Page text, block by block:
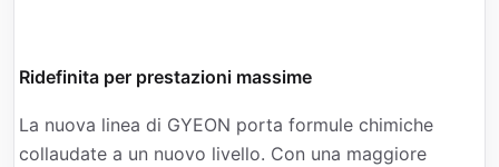
Ridefinita per prestazioni massime
La nuova linea di GYEON porta formule chimiche
collaudate a un nuovo livello. Con una maggiore